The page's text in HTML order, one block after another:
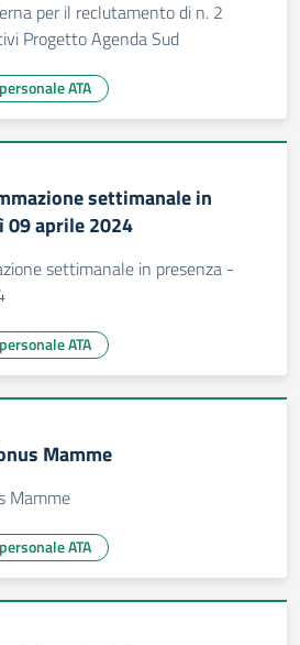
per il reclutamento di n. 2
Progetto Agenda Sud
ATA
settimanale in
09 aprile 2024
settimanale in presenza -
ATA
Mamme
Mamme
ATA